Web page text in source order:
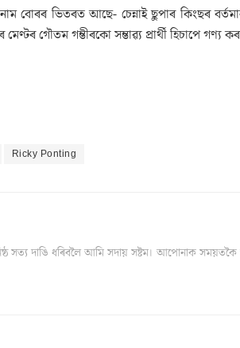
বোৰৰ ভিতৰত আছে- চেন্নাই ছুপাৰ কিংছৰ
গৌতম গম্ভীৰকো সম্ভাৱ্য প্ৰাৰ্থী হিচাপে গণ্য
Ricky Ponting
সত্য দাঙি ধৰিবলৈ আমি সদায় সষ্টম। আপোনাক